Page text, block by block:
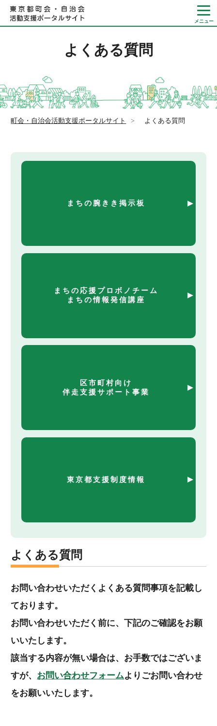
Language
やさしい日本語
ひらがなをつける
よくある質問
町会・自治会活動支援ポータルサイト > よくある質問
まちの腕きき掲示板
まちの応援プロボノチーム
まちの情報発信講座
区市町村向け
伴走支援サポート事業
東京都支援制度情報
よくある質問
お問い合わせいただくよくある質問事項を記載し
ております。
お問い合わせいただく前に、下記のご確認をお願
いいたします。
該当する内容が無い場合は、お手数ではございま
すが、 お問い合わせフォームよりごお問い合わせ
をお願いいたします。